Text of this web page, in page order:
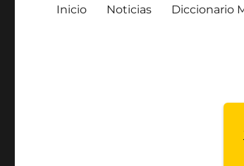
Inicio Noticias Diccionario